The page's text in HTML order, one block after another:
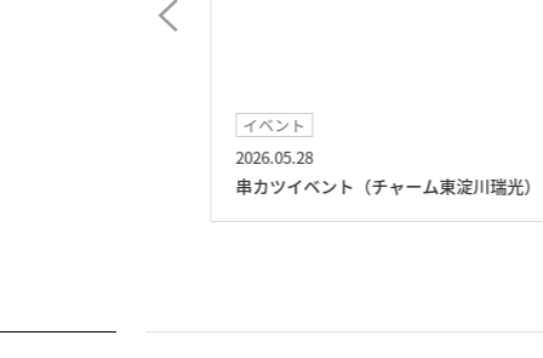
イベント
2026.05.28
串カツイベント（チャーム東淀川瑞光）